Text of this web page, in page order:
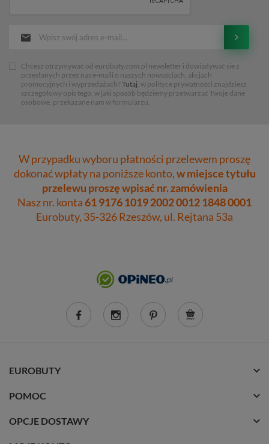
Chcesz otrzymywać od eurobuty.com.pl newsletter i dowiadywać sie z
przesłanych przez nas e-maili o naszych nowościach, akcjach
promocyjnych i wyprzedażach? Tutaj, w polityce prywatności znajdziesz
szczegółowy opis tego, w jaki sposób będziemy przetwarzać Twoje dane
osobowe, przekazane nam w formularzu.
W przypadku wyboru płatności przelewem proszę
dokonać wpłaty na poniższe konto,w miejsce tytułu
przelewu proszę wpisać nr. zamówienia
Nasz nr. konta61 9176 1019 2002 0012 1848 0001
Eurobuty, 35-326 Rzeszów, ul. Rejtana 53a
EUROBUTY
POMOC
OPCJE DOSTAWY